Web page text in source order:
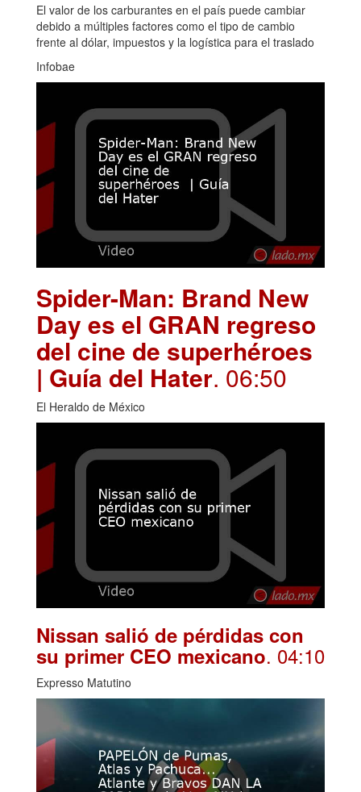
El valor de los carburantes en el país puede cambiar
debido a múltiples factores como el tipo de cambio
frente al dólar, impuestos y la logística para el traslado
Infobae
Spider-Man: Brand New
Day es el GRAN regreso
del cine de superhéroes
| Guía del Hater. 06:50
El Heraldo de México
Nissan salió de pérdidas con
su primer CEO mexicano. 04:10
Expresso Matutino